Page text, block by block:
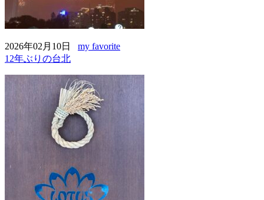
2026年02月10日 my favorite
12年ぶりの台北